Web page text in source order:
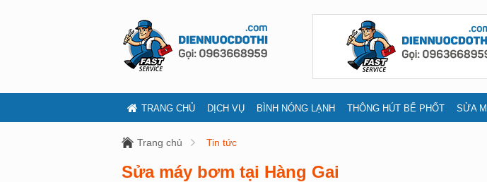
TRANG CHỦ DỊCH VỤ BÌNH NÓNG LẠNH THÔNG HÚT BỂ PHỐT SỬA
Trang chủ Tin tức
Sửa máy bơm tại Hàng Gai